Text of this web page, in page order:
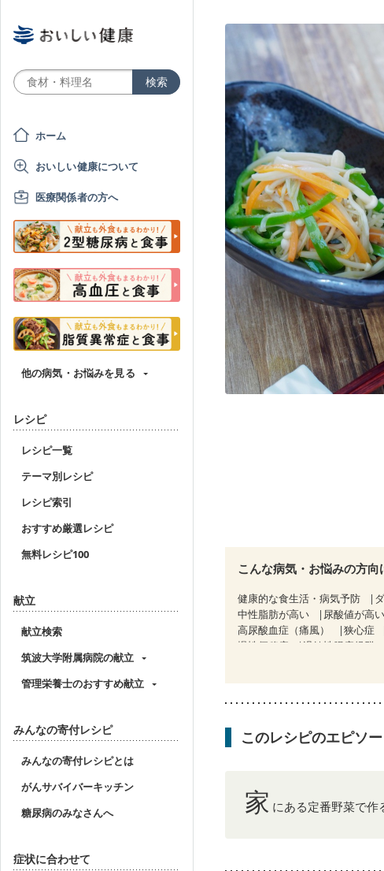
ホーム
おいしい健康について
医療関係者の方へ
他の病気・お悩みを見る
レシピ
レシピ一覧
テーマ別レシピ
レシピ索引
おすすめ厳選レシピ
無料レシピ100
献立
献立検索
筑波大学附属病院の献立
管理栄養士のおすすめ献立
みんなの寄付レシピ
みんなの寄付レシピとは
がんサバイバーキッチン
糖尿病のみなさんへ
症状に合わせて
こんな病気・お悩みの方向
健康的な食生活・病気予防
中性脂肪が高い
尿酸値が高い
高尿酸血症（痛風）
狭心症
慢性便秘症
過敏性腸症候群（
妊婦健診・体重増加が気にな
産後（ミルク）
骨折 骨粗
このレシピのエピソ
家 にある定番野菜で作